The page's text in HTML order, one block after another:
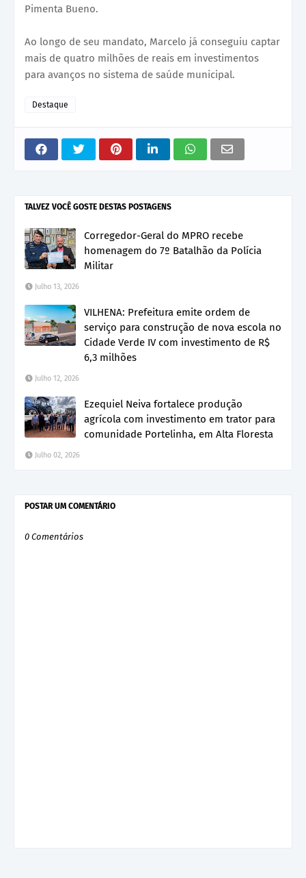
Pimenta Bueno.
Ao longo de seu mandato, Marcelo já conseguiu captar
mais de quatro milhões de reais em investimentos
para avanços no sistema de saúde municipal.
Destaque
TALVEZ VOCÊ GOSTE DESTAS POSTAGENS
Corregedor-Geral do MPRO recebe
homenagem do 7º Batalhão da Polícia
Militar
Julho 13, 2026
VILHENA: Prefeitura emite ordem de
serviço para construção de nova escola no
Cidade Verde IV com investimento de R$
6,3 milhões
Julho 12, 2026
Ezequiel Neiva fortalece produção
agrícola com investimento em trator para
comunidade Portelinha, em Alta Floresta
Julho 02, 2026
POSTAR UM COMENTÁRIO
0 Comentários